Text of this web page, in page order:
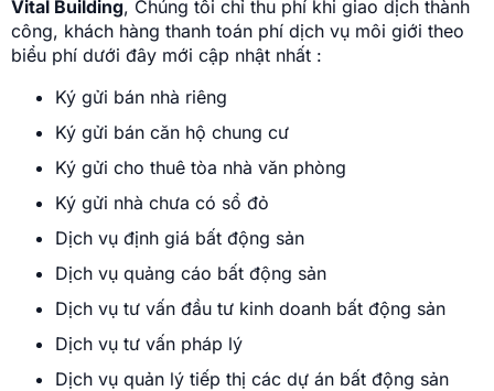
Vital Building, Chúng tôi chỉ thu phí khi giao dịch thành
công, khách hàng thanh toán phí dịch vụ môi giới theo
biểu phí dưới đây mới cập nhật nhất :
Ký gửi bán nhà riêng
Ký gửi bán căn hộ chung cư
Ký gửi cho thuê tòa nhà văn phòng
Ký gửi nhà chưa có sổ đỏ
Dịch vụ định giá bất động sản
Dịch vụ quảng cáo bất động sản
Dịch vụ tư vấn đầu tư kinh doanh bất động sản
Dịch vụ tư vấn pháp lý
Dịch vụ quản lý tiếp thị các dự án bất động sản